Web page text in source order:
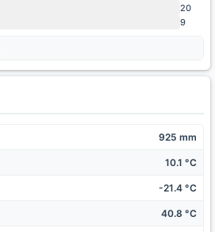
20
9
925 mm
10.1 °C
-21.4 °C
40.8 °C